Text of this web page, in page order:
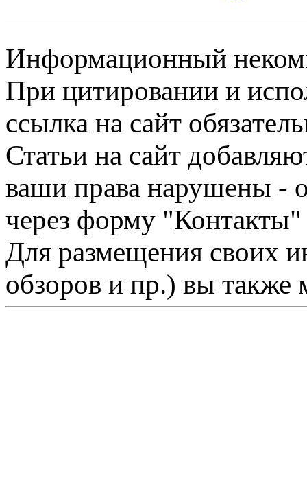
Информационный
При цитировании и
ссылка на сайт
Статьи на сайт
ваши права нарушены -
через форму "Контакты"
Для размещения своих
обзоров и пр.) вы также